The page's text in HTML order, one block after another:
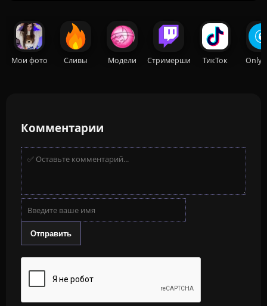
Мои фото Сливы Модели Стримерши ТикТок
Комментарии